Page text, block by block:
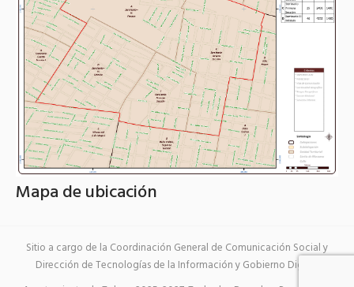
Mapa de ubicación
Sitio a cargo de la Coordinación General de Comunicación Social y
Dirección de Tecnologías de la Información y Gobierno Digital.